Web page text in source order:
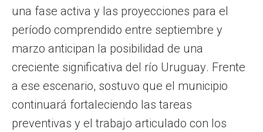
una fase activa y las proyecciones para el
período comprendido entre septiembre y
marzo anticipan la posibilidad de una
creciente significativa del río Uruguay. Frente
a ese escenario, sostuvo que el municipio
continuará fortaleciendo las tareas
preventivas y el trabajo articulado con los